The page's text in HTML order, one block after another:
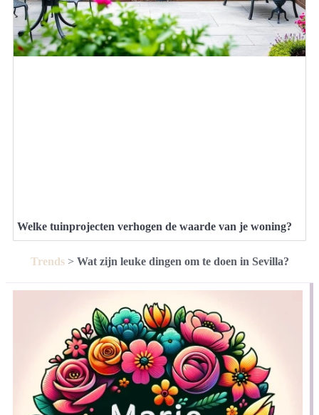
Welke tuinprojecten verhogen de waarde van je woning?
Trends> Wat zijn leuke dingen om te doen in Sevilla?